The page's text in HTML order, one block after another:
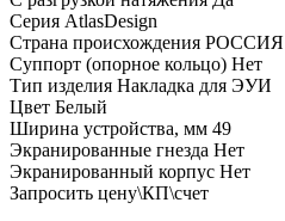
Серия AtlasDesign
Страна происхождения РОССИЯ
Суппорт (опорное кольцо) Нет
Тип изделия Накладка для ЭУИ
Цвет Белый
Ширина устройства, мм 49
Экранированные гнезда Нет
Экранированный корпус Нет
Запросить цену\КП\счет